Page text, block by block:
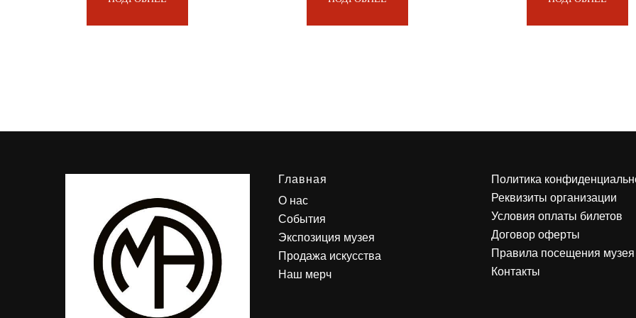
Главная
О нас
События
Экспозиция музея
Продажа искусства
Наш мерч
Политика
Реквизиты организации
Условия оплаты билетов
Договор оферты
Правила посещения музея
Контакты